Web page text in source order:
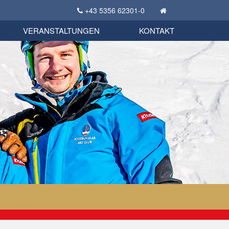
+43 5356 62301-0
KSC Sportgeschichte
Bekleidungsshop
VERANSTALTUNGEN KONTAKT